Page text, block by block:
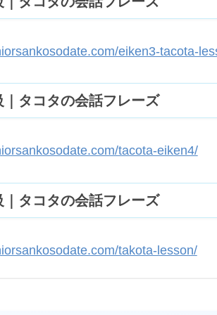
eiken3-tacota-
｜タコタの会話フレーズ
tacota-eiken4/
｜タコタの会話フレーズ
takota-lesson/